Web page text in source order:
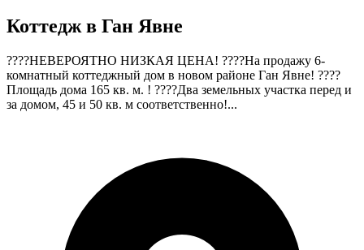
Коттедж в Ган Явне
????НЕВЕРОЯТНО НИЗКАЯ ЦЕНА! ????На продажу 6-
комнатный коттеджный дом в новом районе Ган Явне! ????
Площадь дома 165 кв. м. ! ????Два земельных участка перед и
за домом, 45 и 50 кв. м соответственно!...